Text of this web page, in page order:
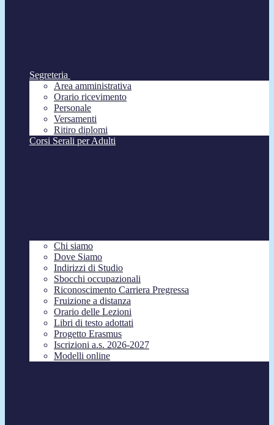
Segreteria
Area amministrativa
Orario ricevimento
Personale
Versamenti
Ritiro diplomi
Corsi Serali per Adulti
Chi siamo
Dove Siamo
Indirizzi di Studio
Sbocchi occupazionali
Riconoscimento Carriera Pregressa
Fruizione a distanza
Orario delle Lezioni
Libri di testo adottati
Progetto Erasmus
Iscrizioni a.s. 2026-2027
Modelli online